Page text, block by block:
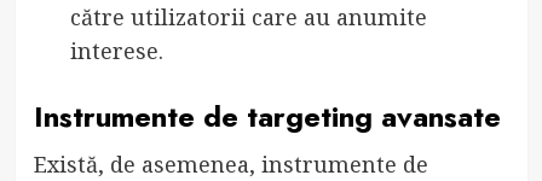
către utilizatorii care au anumite
interese.
Instrumente de targeting avansate
Există, de asemenea, instrumente de